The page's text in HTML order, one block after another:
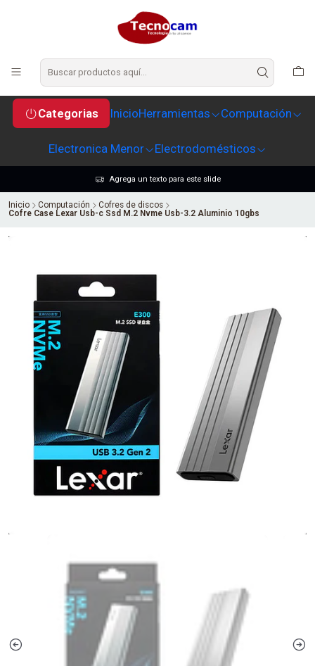
Categorias InicioHerramientas Computación
Electronica Menor Electrodomésticos
Agrega un texto para este slide
Inicio Computación
Cofres de discos
Cofre Case Lexar Usb-c Ssd M.2 Nvme Usb-3.2 Aluminio 10gbs